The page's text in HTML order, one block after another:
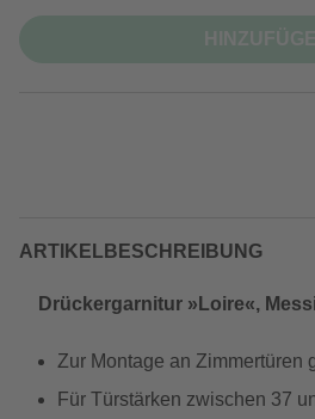
ARTIKELBESCHREIBUNG
Drückergarnitur »Loire«,
Zur Montage an Zimmertüren
Für Türstärken zwischen 37